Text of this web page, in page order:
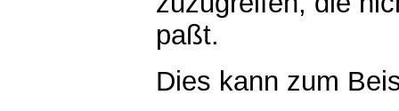
paßt.
Dies kann zum